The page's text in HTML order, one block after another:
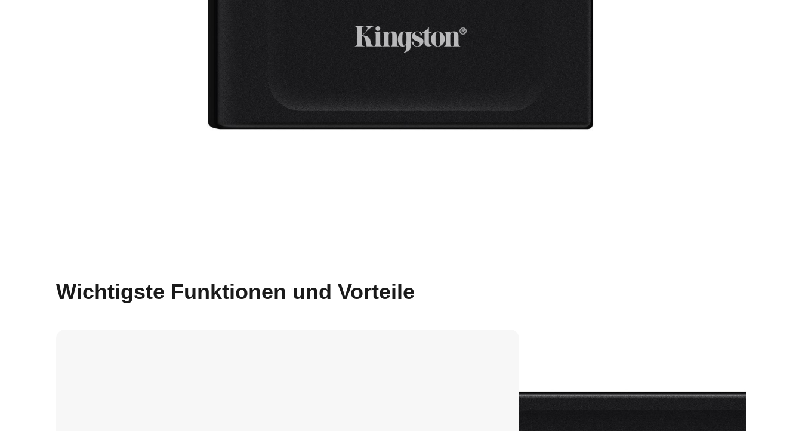
Wichtigste Funktionen und Vorteile